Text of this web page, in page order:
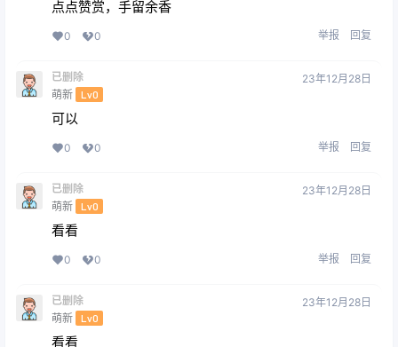
点点赞赏，手留余香
0 0 举报 回复
已删除
萌新 Lv0
23年12月28日
可以
0 0 举报 回复
已删除
萌新 Lv0
23年12月28日
看看
0 0 举报 回复
已删除
萌新 Lv0
23年12月28日
看看